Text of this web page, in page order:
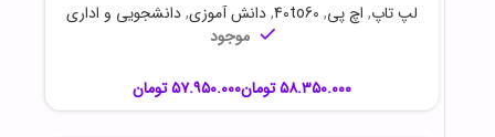
لپ تاپ, اچ پی,
40to60
,دانش آموزی,دانشجویی و اداری
موجود
تومان تومان